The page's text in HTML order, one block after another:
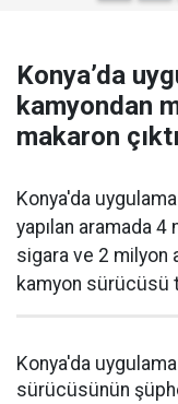
Konya’da
kamyondan
makaron
Konya'da
yapılan aramada
sigara ve 2 milyon
kamyon sürücüsü
Konya'da
sürücüsünün